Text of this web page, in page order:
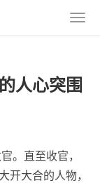
人心突围
。直至收官，
开大合的人物，